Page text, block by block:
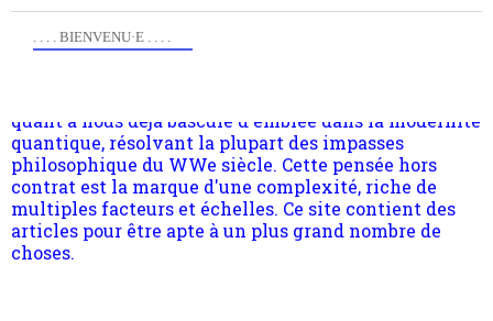
. . . . BIENVENU·E . . . .
s'occupe plus largement de rendre compte d'une
transformation dans les paradigmes philosophiques
suivant la pensée du Dehors ou du Surpli, omme la
philosophique du WWe siècle. Cette pensée hors
contrat est la marque d'une complexité, riche de
multiples facteurs et échelles. Ce site contient des
articles pour être apte à un plus grand nombre de
choses.